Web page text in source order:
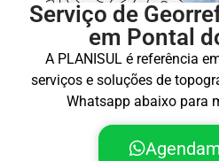
Serviço de
em Pontal
A PLANISUL é referência
serviços e soluções de
Whatsapp abaixo para